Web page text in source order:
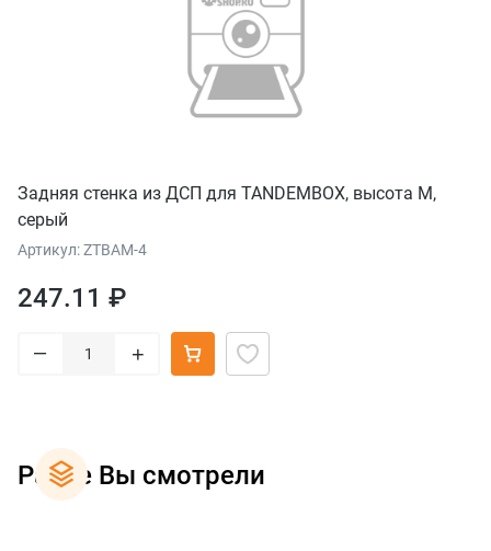
Задняя стенка из ДСП для TANDEMBOX, высота M,
серый
Артикул: ZTBAM-4
247.11 ₽
– +
Ранее Вы смотрели